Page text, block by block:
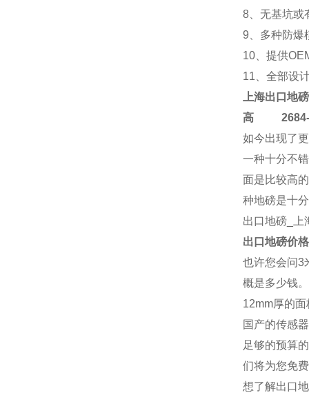
8、无基坑或
9、多种防爆
10、提供
11、全部设
上海出口地磅
高2684-
如今出现了
一种十分不
面是比较高
种地磅是十
出口地磅_上
出口地磅价
也许您会问3
概是多少钱
12mm厚的
国产的传感
足够的预算
们将为您免
想了解出口